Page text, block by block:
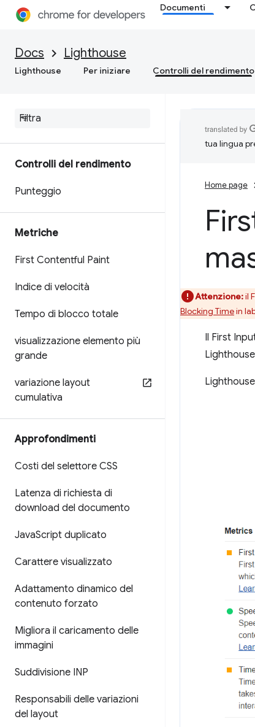
Documenti
Docs Lighthouse
Lighthouse Per iniziare Controlli del rendimento
Controlli del rendimento
Punteggio
Metriche
First Contentful Paint
Indice di velocità
Tempo di blocco totale
visualizzazione elemento più
grande
variazione layout
cumulativa
Approfondimenti
Costi del selettore CSS
Latenza di richiesta di
download del documento
JavaScript duplicato
Carattere visualizzato
Adattamento dinamico del
contenuto forzato
Migliora il caricamento delle
immagini
Suddivisione INP
Responsabili delle variazioni
del layout
tua lingua
Home page
Attenzione:il
Blocking Timein
Il First